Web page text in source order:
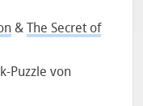
&The Secret of
Puzzle von